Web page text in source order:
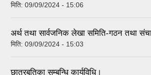
मिति: 09/09/2024 - 15:06
अर्थ तथा सार्वजनिक लेखा समिति-गठन तथा
मिति: 09/09/2024 - 15:03
छात्रबृतिका सम्बन्धि कार्यविधि।